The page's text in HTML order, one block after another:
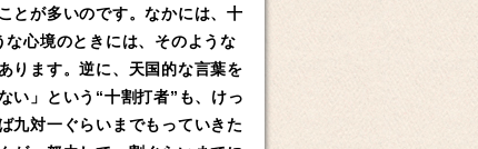
とが多いのです。なかには、十
心境のときには、そのような
ります。逆に、天国的な言葉を
い」という“十割打者”も、けっ
九対一ぐらいまでもっていきた